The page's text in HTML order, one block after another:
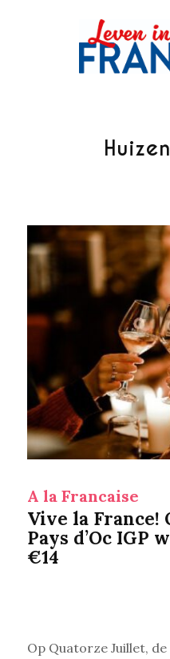
A la Francaise
Vive la France!
Pays d’Oc IGP
€14
Op Quatorze Juillet,